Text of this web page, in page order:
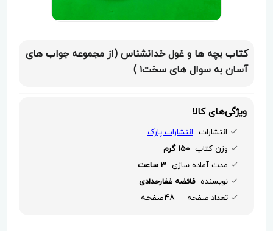
کتاب بچه ها و غول خدانشناس (از مجموعه جواب های
آسان به سوال های سخت۱ )
ویژگی‌های کالا
انتشارات انتشارات پارک
وزن کتاب 150 گرم
مدت آماده سازی 3 ساعت
نویسنده فائضه غفارحدادی
تعداد صفحه
48صفحه